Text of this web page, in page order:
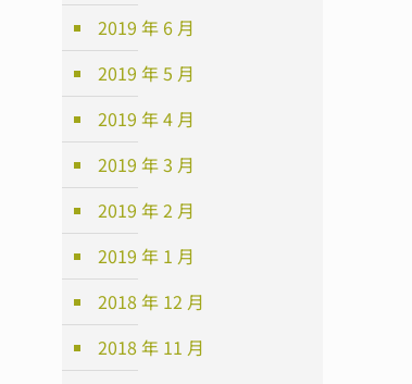
2019 年 6 月
2019 年 5 月
2019 年 4 月
2019 年 3 月
2019 年 2 月
2019 年 1 月
2018 年 12 月
2018 年 11 月